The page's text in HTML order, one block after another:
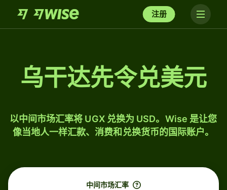
注册
乌干达先令兑美元
以中间市场汇率将 UGX 兑换为 USD。Wise 是让您
像当地人一样汇款、消费和兑换货币的国际账户。
中间市场汇率